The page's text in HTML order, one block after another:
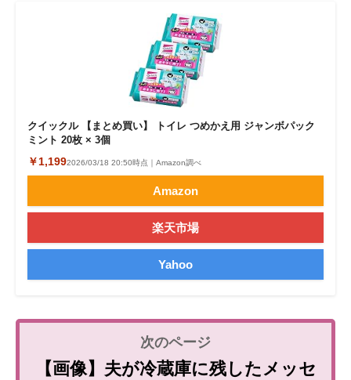
クイックル 【まとめ買い】 トイレ つめかえ用 ジャンボパック
ミント 20枚 × 3個
￥1,1992026/03/18 20:50時点｜Amazon調べ
Amazon
楽天市場
Yahoo
【画像】夫が冷蔵庫に残したメッセ